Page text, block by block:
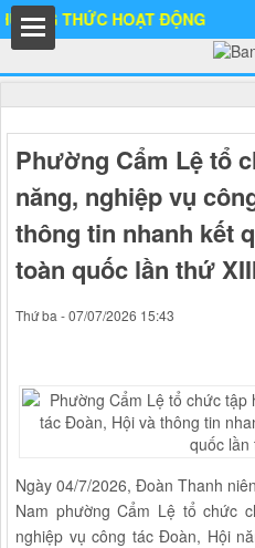
HOẠT ĐỘNG
Phường Cẩm Lệ tổ
năng, nghiệp vụ
thông tin nhanh kết
toàn quốc lần thứ
Thứ ba - 07/07/2026 15:43
Ngày 04/7/2026, Đoàn Thanh
Nam phường Cẩm Lệ tổ chức
nghiệp vụ công tác Đoàn, Hội